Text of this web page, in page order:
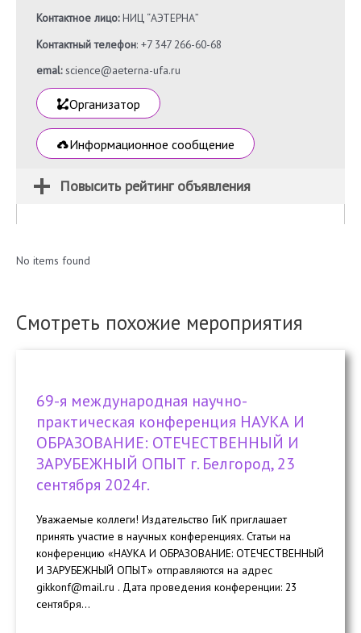
Контактное лицо:НИЦ “АЭТЕРНА”
Контактный телефон: +7 347 266-60-68
emal:science@aeterna-ufa.ru
Организатор
Информационное сообщение
Повысить рейтинг объявления
No items found
Смотреть похожие мероприятия
69-я международная научно-
практическая конференция НАУКА И
ОБРАЗОВАНИЕ: ОТЕЧЕСТВЕННЫЙ И
ЗАРУБЕЖНЫЙ ОПЫТ г. Белгород, 23
сентября 2024г.
Уважаемые коллеги! Издательство ГиК приглашает
принять участие в научных конференциях. Статьи на
конференцию «НАУКА И ОБРАЗОВАНИЕ: ОТЕЧЕСТВЕННЫЙ
И ЗАРУБЕЖНЫЙ ОПЫТ» отправляются на адрес
gikkonf@mail.ru . Дата проведения конференции: 23
cентября...